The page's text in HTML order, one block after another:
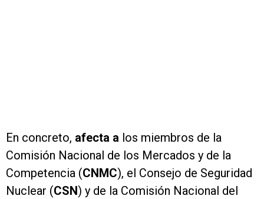
En concreto, afecta a los miembros de la
Comisión Nacional de los Mercados y de la
Competencia (CNMC), el Consejo de Seguridad
Nuclear (CSN) y de la Comisión Nacional del